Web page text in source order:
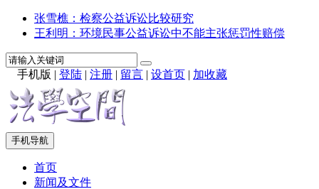
张雪樵：检察公益诉讼比较研究
王利明：环境民事公益诉讼中不能主张惩罚性赔偿
手机版 | 登陆 | 注册 | 留言 | 设首页 | 加收藏
手机导航
首页
新闻及文件